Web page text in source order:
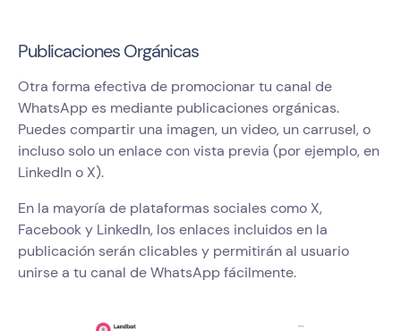
Publicaciones Orgánicas
Otra forma efectiva de promocionar tu canal de
WhatsApp es mediante publicaciones orgánicas.
Puedes compartir una imagen, un video, un carrusel, o
incluso solo un enlace con vista previa (por ejemplo, en
LinkedIn o X).
En la mayoría de plataformas sociales como X,
Facebook y LinkedIn, los enlaces incluidos en la
publicación serán clicables y permitirán al usuario
unirse a tu canal de WhatsApp fácilmente.